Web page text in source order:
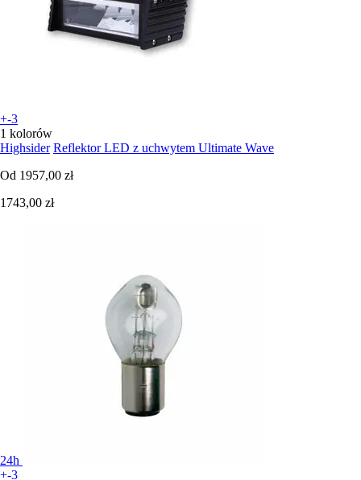
+-3
1 kolorów
Highsider Reflektor LED z uchwytem Ultimate Wave
Od 1957,00 zł
1743,00 zł
24h
+-3